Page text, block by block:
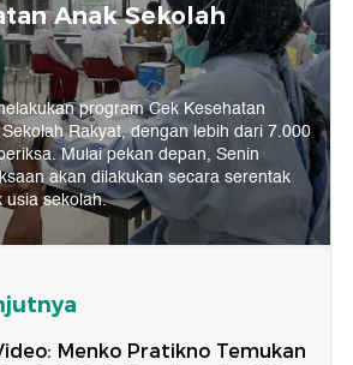
Anak Sekolah
program Cek Kesehatan
Rakyat, dengan lebih dari 7.000
Mulai pekan depan, Senin
akan dilakukan secara serentak
sekolah.
Menko Pratikno Temukan